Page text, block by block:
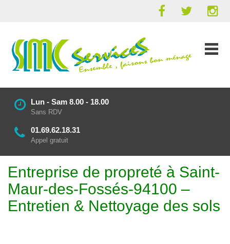
Lun - Sam 8.00 - 18.00
Sans RDV
01.69.62.18.31
Appel gratuit
Entreprise de propreté à Saint-
Maur-des-Fossés-94100 –
Entretien & Nettoyage des sols